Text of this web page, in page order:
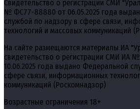
Свидетельство о регистрации СМИ
№ ФС77-88880 от 06.05.2025 года
службой по надзору в сфере связи,
технологий и массовых коммуникаций
На сайте размещаются материалы ИА
свидетельство о регистрации СМИ ИА
10.06.2025 года выдано Федеральной
сфере связи, информационных
коммуникаций (Роскомнадзор)
Возрастные ограничения 18+